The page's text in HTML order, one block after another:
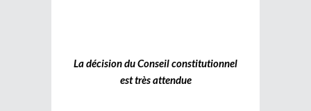
La décision du Conseil constitutionnel
est très attendue